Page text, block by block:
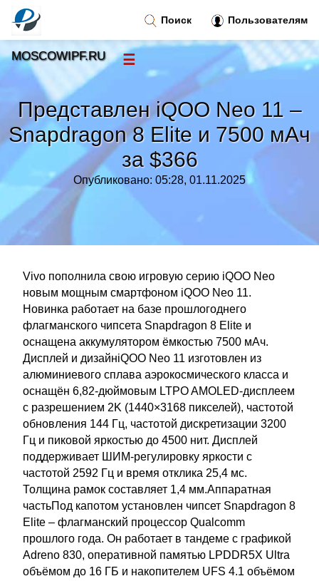
Представлен iQOO Neo 11 –
Snapdragon 8 Elite и 7500 мАч
за $366
Опубликовано: 05:28, 01.11.2025
Vivo пополнила свою игровую серию iQOO Neo
новым мощным смартфоном iQOO Neo 11.
Новинка работает на базе прошлогоднего
флагманского чипсета Snapdragon 8 Elite и
оснащена аккумулятором ёмкостью 7500 мАч.
Дисплей и дизайнiQOO Neo 11 изготовлен из
алюминиевого сплава аэрокосмического класса и
оснащён 6,82-дюймовым LTPO AMOLED-дисплеем
с разрешением 2K (1440×3168 пикселей), частотой
обновления 144 Гц, частотой дискретизации 3200
Гц и пиковой яркостью до 4500 нит. Дисплей
поддерживает ШИМ-регулировку яркости с
частотой 2592 Гц и время отклика 25,4 мс.
Толщина рамок составляет 1,4 мм.Аппаратная
частьПод капотом установлен чипсет Snapdragon 8
Elite – флагманский процессор Qualcomm
прошлого года. Он работает в тандеме с графикой
Adreno 830, оперативной памятью LPDDR5X Ultra
объёмом до 16 ГБ и накопителем UFS 4.1 объёмом
Поиск Пользователям
MOSCOWIPF.RU ☰
Новости
Тренды новостей»
»
Правила »
Контакт»